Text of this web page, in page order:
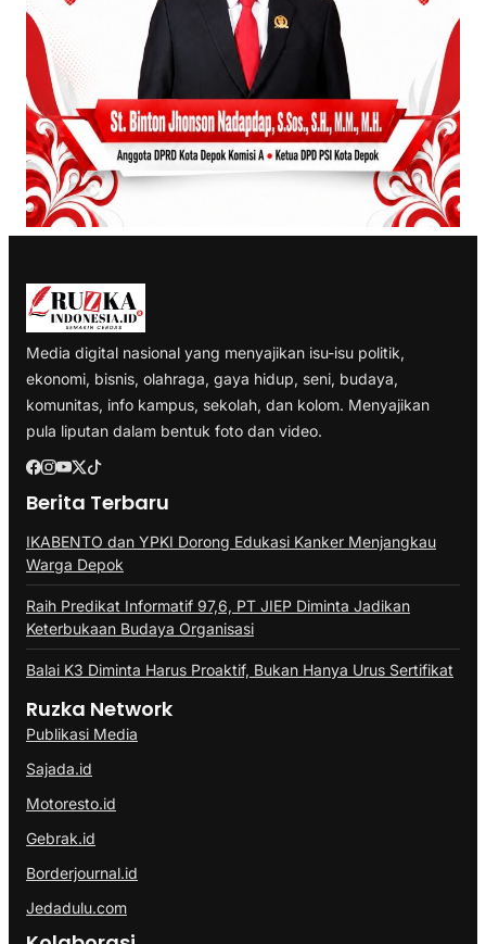
Media digital nasional yang menyajikan isu-isu politik,
ekonomi, bisnis, olahraga, gaya hidup, seni, budaya,
komunitas, info kampus, sekolah, dan kolom. Menyajikan
pula liputan dalam bentuk foto dan video.
Berita Terbaru
IKABENTO dan YPKI Dorong Edukasi Kanker Menjangkau
Warga Depok
Raih Predikat Informatif 97,6, PT JIEP Diminta Jadikan
Keterbukaan Budaya Organisasi
Balai K3 Diminta Harus Proaktif, Bukan Hanya Urus Sertifikat
Ruzka Network
Publikasi Media
Sajada.id
Motoresto.id
Gebrak.id
Borderjournal.id
Jedadulu.com